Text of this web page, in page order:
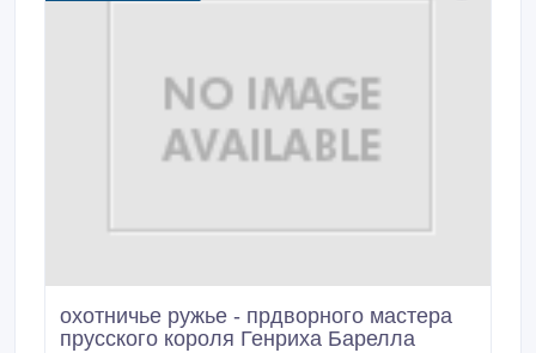
охотничье ружье - прдворного мастера
прусского короля Генриха Барелла